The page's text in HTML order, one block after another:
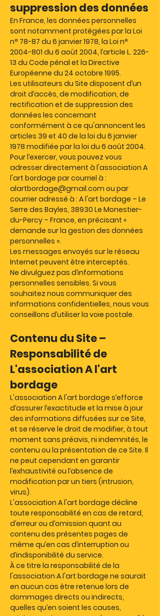
suppression des données
En France, les données personnelles
sont notamment protégées par la Loi
n° 78-87 du 6 janvier 1978, la Loi n°
2004-801 du 6 août 2004, l’article L. 226-
13 du Code pénal et la Directive
Européenne du 24 octobre 1995.
Les utilisateurs du Site disposent d’un
droit d’accès, de modification, de
rectification et de suppression des
données les concernant
conformément à ce qu'annoncent les
articles 39 et 40 de la loi du 6 janvier
1978 modifiée par la loi du 6 août 2004.
Pour l’exercer, vous pouvez vous
adresser directement à l'association A
l'art bordage par courriel à :
alartbordage@gmail.com ou par
courrier adressé à : A l'art bordage – Le
Serre des Bayles, 38930 Le Monestier-
du-Percy – France, en précisant «
demande sur la gestion des données
personnelles ».
Les messages envoyés sur le réseau
Internet peuvent être interceptés.
Ne divulguez pas d’informations
personnelles sensibles. Si vous
souhaitez nous communiquer des
informations confidentielles, nous vous
conseillons d’utiliser la voie postale.
Contenu du Site –
Responsabilité de
L'association A l'art
bordage
L'association A l'art bordage s’efforce
d’assurer l’exactitude et la mise à jour
des informations diffusées sur ce Site,
et se réserve le droit de modifier, à tout
moment sans préavis, ni indemnités, le
contenu ou la présentation de ce Site. Il
ne peut cependant en garantir
l’exhaustivité ou l’absence de
modification par un tiers (intrusion,
virus).
L'association A l'art bordage décline
toute responsabilité en cas de retard,
d’erreur ou d’omission quant au
contenu des présentes pages de
même qu’en cas d’interruption ou
d’indisponibilité du service.
À ce titre la responsabilité de la
l'association A l'art bordage ne saurait
en aucun cas être retenue lors de
dommages directs ou indirects,
quelles qu’en soient les causes,